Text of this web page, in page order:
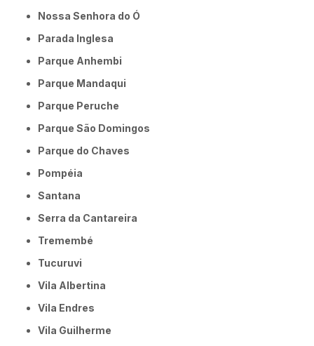
Nossa Senhora do Ó
Parada Inglesa
Parque Anhembi
Parque Mandaqui
Parque Peruche
Parque São Domingos
Parque do Chaves
Pompéia
Santana
Serra da Cantareira
Tremembé
Tucuruvi
Vila Albertina
Vila Endres
Vila Guilherme